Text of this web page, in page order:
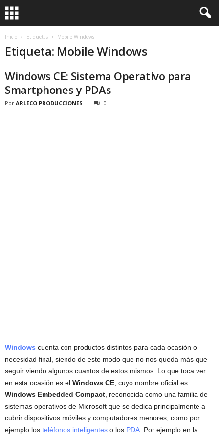
Inicio Etiquetas Mobile Windows
Etiqueta: Mobile Windows
Windows CE: Sistema Operativo para
Smartphones y PDAs
Por ARLECO PRODUCCIONES 0
Windows cuenta con productos distintos para cada ocasión o
necesidad final, siendo de este modo que no nos queda más que
seguir viendo algunos cuantos de estos mismos. Lo que toca ver
en esta ocasión es el Windows CE , cuyo nombre oficial es
Windows Embedded Compact , reconocida como una familia de
sistemas operativos de Microsoft que se dedica principalmente a
cubrir dispositivos móviles y computadores menores, como por
ejemplo los teléfonos inteligentes o los PDA . Por ejemplo en la